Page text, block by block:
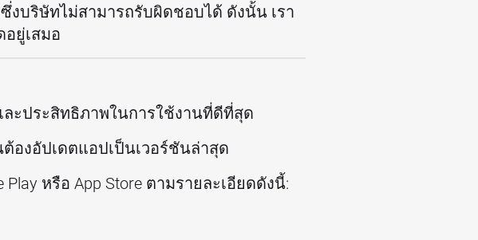
งบริษัทไม่สามารถรับผิดชอบได้ ดังนั้น เรา
ยู่เสมอ
ะประสิทธิภาพในการใช้งานที่ดีที่สุด
องอัปเดตแอปเป็นเวอร์ชันล่าสุด
หรือ App Store ตามรายละเอียดดังนี้: